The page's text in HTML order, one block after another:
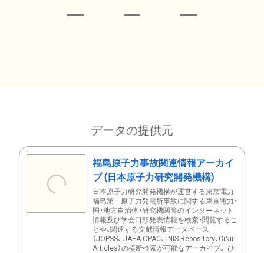
データの提供元
福島原子力事故関連情報アーカイ
ブ (日本原子力研究開発機構)
日本原子力研究開発機構が運営する東京電力
福島第一原子力発電所事故に関する東京電力・
国・地方自治体・研究機関等のインターネット
情報及び学会口頭発表情報を検索・閲覧するこ
とや、関連する文献情報データベース
（JOPSS、 JAEA OPAC、 INIS Repository、CiNii
Articles）の横断検索が可能なアーカイブ。 ひ